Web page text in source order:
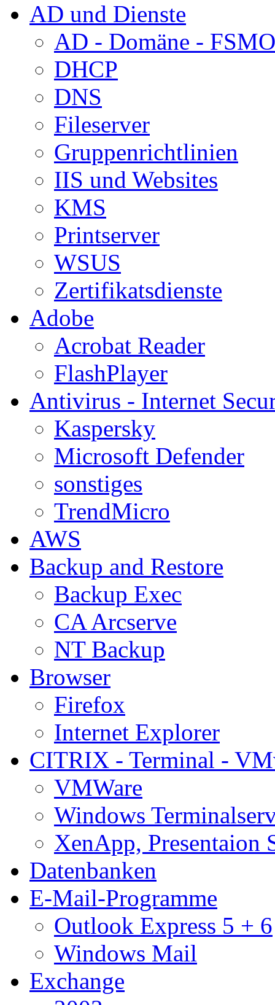
AD und Dienste
AD - Domäne - FSMO
DHCP
DNS
Fileserver
Gruppenrichtlinien
IIS und Websites
KMS
Printserver
WSUS
Zertifikatsdienste
Adobe
Acrobat Reader
FlashPlayer
Antivirus - Internet
Kaspersky
Microsoft Defender
sonstiges
TrendMicro
AWS
Backup and Restore
Backup Exec
CA Arcserve
NT Backup
Browser
Firefox
Internet Explorer
CITRIX - Terminal -
VMWare
Windows
XenApp, Presentaion
Datenbanken
E-Mail-Programme
Outlook Express 5 + 6
Windows Mail
Exchange